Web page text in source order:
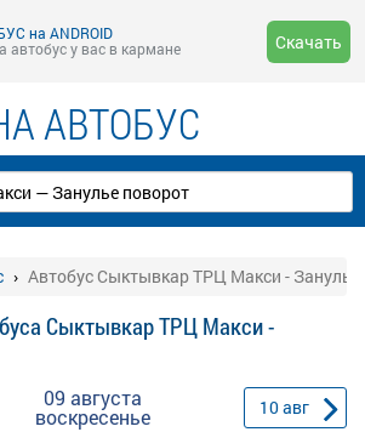
на ANDROID
автобус у вас в кармане
Скачать
АВТОБУС
Автобус Сыктывкар ТРЦ Макси - Занулье
Сыктывкар ТРЦ Макси -
09 августа
воскресенье 10авг